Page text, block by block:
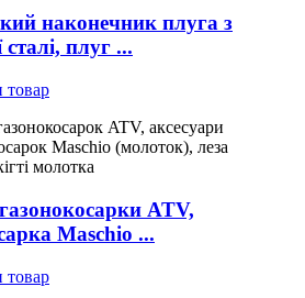
наконечник плуга з
сталі, плуг ...
товар
ATV,
Maschio ...
товар